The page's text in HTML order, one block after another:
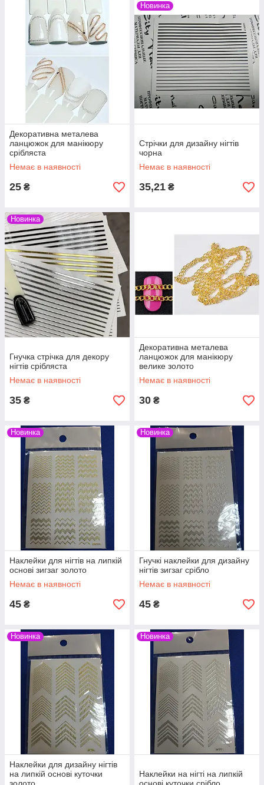
Декоративна металева
ланцюжок для манікюру
срібляста
Немає в наявності
25 ₴
Новинка
Стрічки для дизайну нігтів
чорна
Немає в наявності
35,21 ₴
Новинка
Гнучка стрічка для декору
нігтів срібляста
Немає в наявності
35 ₴
Декоративна металева
ланцюжок для манікюру
велике золото
Немає в наявності
30 ₴
Новинка
Наклейки для нігтів на липкій
основі зигзаг золото
Немає в наявності
45 ₴
Новинка
Гнучкі наклейки для дизайну
нігтів зигзаг срібло
Немає в наявності
45 ₴
Новинка
Наклейки для дизайну нігтів
на липкій основі куточки
Новинка
Наклейки на нігті на липкій